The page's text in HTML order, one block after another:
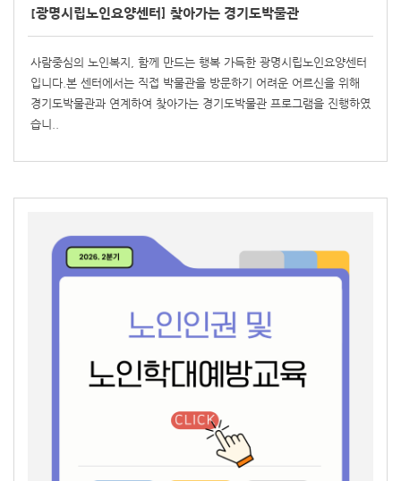
[광명시립노인요양센터] 찾아가는 경기도박물관
사람중심의 노인복지, 함께 만드는 행복 가득한 광명시립노인요양센터
입니다.본 센터에서는 직접 박물관을 방문하기 어려운 어르신을 위해
경기도박물관과 연계하여 찾아가는 경기도박물관 프로그램을 진행하였
습니..